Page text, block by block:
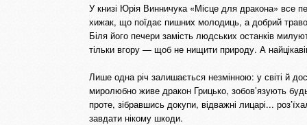
У книзі Юрія Винничука «Місце для дракона» все
хижак, що поїдає пишних молодиць, а добрий
Біля його печери замість людських останків
тільки вгору — щоб не нищити природу. А
Лише одна річ залишається незмінною: у світі й
миролюбно живе дракон Грицько, зобов’язують
проте, зібравшись докупи, відважні лицарі...
завдати нікому шкоди.